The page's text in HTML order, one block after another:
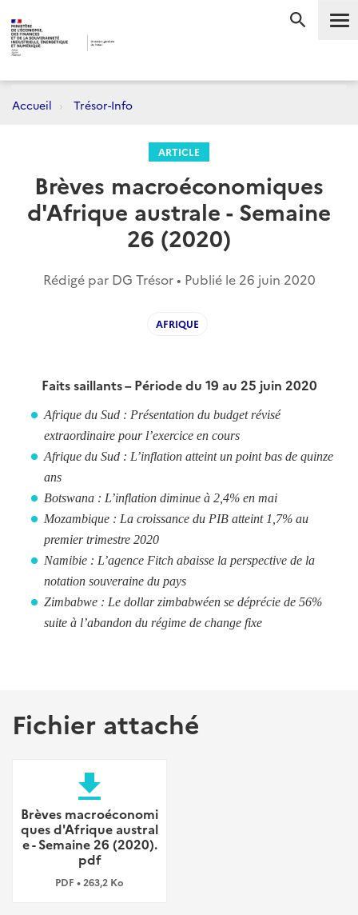
Accueil Trésor-Info
ARTICLE
Brèves macroéconomiques
d'Afrique australe - Semaine
26 (2020)
Rédigé par DG Trésor • Publié le 26 juin 2020
AFRIQUE
Faits saillants – Période du 19 au 25 juin 2020
Afrique du Sud : Présentation du budget révisé
extraordinaire pour l’exercice en cours
Afrique du Sud : L’inflation atteint un point bas de quinze
ans
Botswana : L’inflation diminue à 2,4% en mai
Mozambique : La croissance du PIB atteint 1,7% au
premier trimestre 2020
Namibie : L’agence Fitch abaisse la perspective de la
notation souveraine du pays
Zimbabwe : Le dollar zimbabwéen se déprécie de 56%
suite à l’abandon du régime de change fixe
Fichier attaché
file_download
Brèves macroéconomi
ques d'Afrique austral
e - Semaine 26 (2020).
pdf
PDF • 263,2 Ko